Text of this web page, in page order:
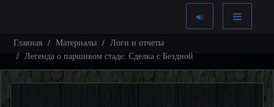
Главная Материалы
Логи и отчеты
Легенда о паршивом стаде: Сделка с Бездной